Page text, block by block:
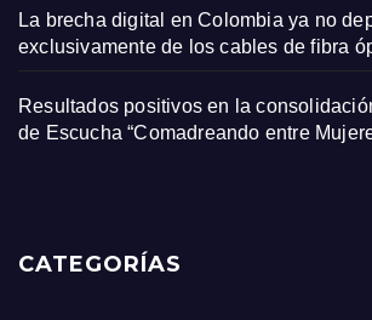
La brecha digital en Colombia ya no
exclusivamente de los cables de fibra
Resultados positivos en la
de Escucha “Comadreando entre
CATEGORÍAS